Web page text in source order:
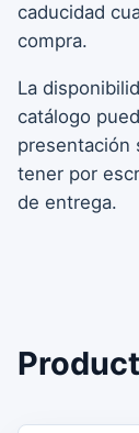
caducidad
compra.
La
catálogo
presentación
tener por
de entrega.